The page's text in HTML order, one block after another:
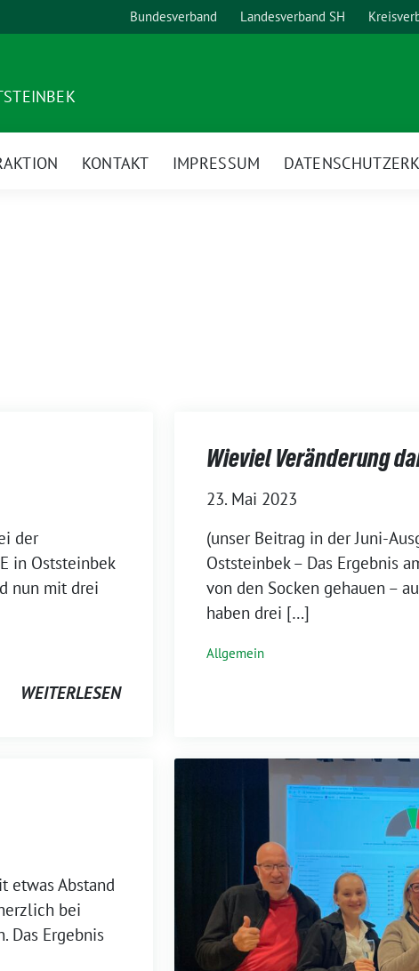
Bundesverband Landesverband SH
KONTAKT IMPRESSUM
der
in Oststeinbek
nun mit drei
WEITERLESEN
Wieviel Veränderung
23. Mai 2023
(unser Beitrag in der Juni-
Oststeinbek – Das Ergebnis
von den Socken gehauen –
haben drei […]
Allgemein
etwas Abstand
bei
Das Ergebnis